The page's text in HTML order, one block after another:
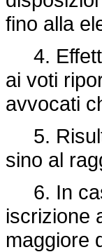
fino alla
4.
ai voti
avvocati
5.
sino al
6. In
iscrizione
maggiore